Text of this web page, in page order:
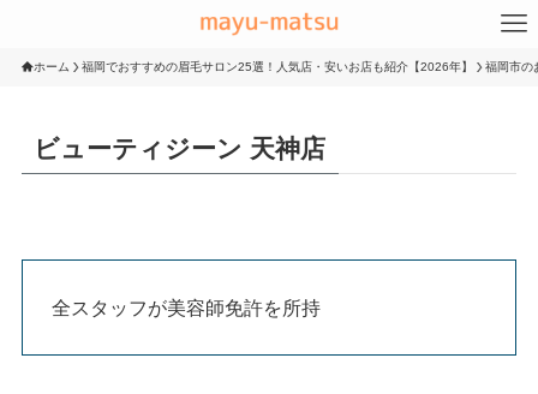
ホーム 福岡でおすすめの眉毛サロン25選！人気店・安いお店も紹介【2026年】 福岡市の
ビューティジーン 天神店
全スタッフが美容師免許を所持